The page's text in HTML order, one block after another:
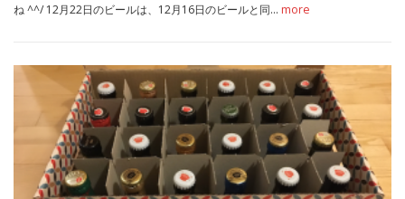
ね ^^/ 12月22日のビールは、12月16日のビールと同… more